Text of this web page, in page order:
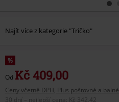
Najít více z kategorie "Tričko"
%
Od Kč 409,00
Ceny včetně DPH, Plus poštovné a balné
30 dní – nejlepší cena
Kč 342,42